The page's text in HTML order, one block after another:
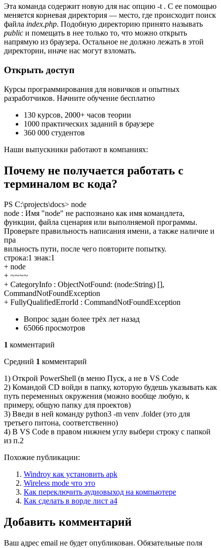
Эта команда содержит новую для нас опцию -t . С ее помощью
меняется корневая директория — место, где происходит поиск
файла index.php. Подобную директорию принято называть
public и помещать в нее только то, что можно открыть
напрямую из браузера. Остальное не должно лежать в этой
директории, иначе нас могут взломать.
Открыть доступ
Курсы программирования для новичков и опытных
разработчиков. Начните обучение бесплатно
130 курсов, 2000+ часов теории
1000 практических заданий в браузере
360 000 студентов
Наши выпускники работают в компаниях:
Почему не получается работать с
терминалом вс кода?
PS C:\projects\docs> node
node : Имя "node" не распознано как имя командлета,
функции, файла сценария или выполняемой программы.
Проверьте правильность написания имени, а также наличие и
пра
вильность пути, после чего повторите попытку.
строка:1 знак:1
+ node
+ ~~~~
+ CategoryInfo : ObjectNotFound: (node:String) [],
CommandNotFoundException
+ FullyQualifiedErrorId : CommandNotFoundException
Вопрос задан более трёх лет назад
65066 просмотров
1 комментарий
Средний 1 комментарий
1) Открой PowerShell (в меню Пуск, а не в VS Code
2) Командой CD войди в папку, которую будешь указывать как
путь переменных окружения (можно вообще любую, к
примеру, общую папку для проектов)
3) Введи в ней команду python3 -m venv .folder (это для
третьего питона, соответственно)
4) В VS Code в правом нижнем углу выбери строку с папкой
из п.2
Похожие публикации:
Windroy как установить apk
Wireless mode что это
Как переключить аудиовыход на компьютере
Как сделать в ворде лист а4
Добавить комментарий
Ваш адрес email не будет опубликован. Обязательные поля